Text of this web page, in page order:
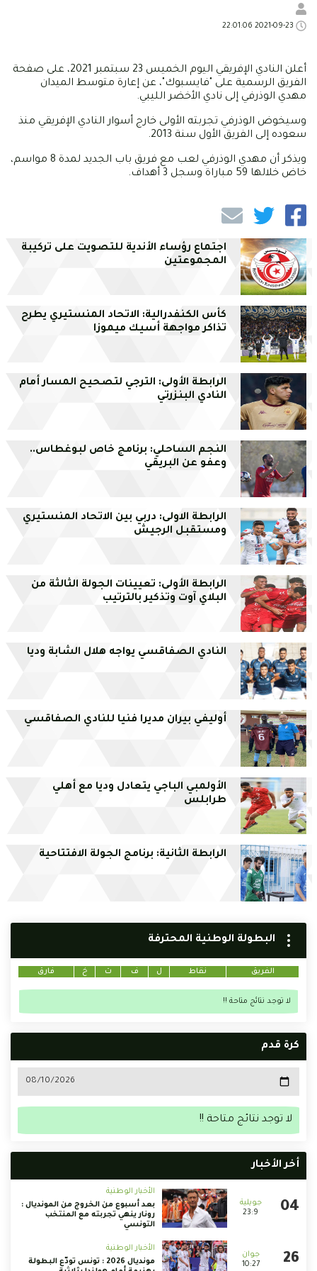
أعلن النادي الإفريقي اليوم الخميس 23 سبتمبر 2021، على صفحة
الفريق الرسمية على "فايسبوك"، عن إعارة متوسط الميدان
مهدي الوذرفي إلى نادي الأخضر الليبي.
وسيخوض الوذرفي تجربته الأولى خارج أسوار النادي الإفريقي منذ
سعوده إلى الفريق الأول سنة 2013.
ويذكر أن مهدي الوذرفي لعب مع فريق باب الجديد لمدة 8 مواسم،
خاض خلالها 59 مباراة وسجل 3 أهداف.
اجتماع رؤساء الأندية للتصويت على تركيبة
المجموعتين
كأس الكنفدرالية: الاتحاد المنستيري يطرح
تذاكر مواجهة أسيك ميموزا
الرابطة الأولى: الترجي لتصحيح المسار أمام
النادي البنزرتي
النجم الساحلي: برنامج خاص لبوغطاس..
وعفو عن البريقي
الرابطة الاولى: دربي بين الاتحاد المنستيري
ومستقبل الرجيش
الرابطة الأولى: تعيينات الجولة الثالثة من
البلاي آوت وتذكير بالترتيب
النادي الصفاقسي يواجه هلال الشابة وديا
أوليفي بيران مديرا فنيا للنادي الصفاقسي
الأولمبي الباجي يتعادل وديا مع أهلي
طرابلس
الرابطة الثانية: برنامج الجولة الافتتاحية
البطولة الوطنية المحترفة
الفريق نقاط ل ف ت خ فارق
لا توجد نتائج متاحة !!
كرة قدم
لا توجد نتائج متاحة !!
أخر الأخبار
23:9
الأخبار الوطنية
بعد أسبوع من الخروج من المونديال :
رونار ينهي تجربته مع المنتخب
التونسي
10:27
الأخبار الوطنية
مونديال 2026 : تونس تودّع البطولة